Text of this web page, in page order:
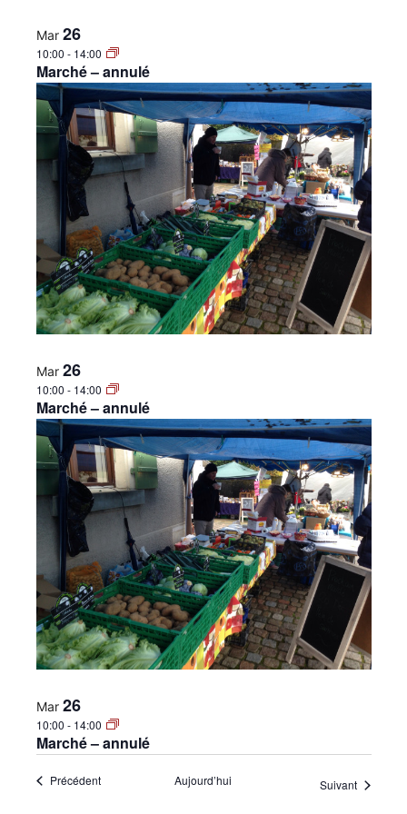
Mar 26
10:00 - 14:00
Marché – annulé
Mar 26
10:00 - 14:00
Marché – annulé
Mar 26
10:00 - 14:00
Marché – annulé
PrécédentÉvènements Aujourd’hui Suivant